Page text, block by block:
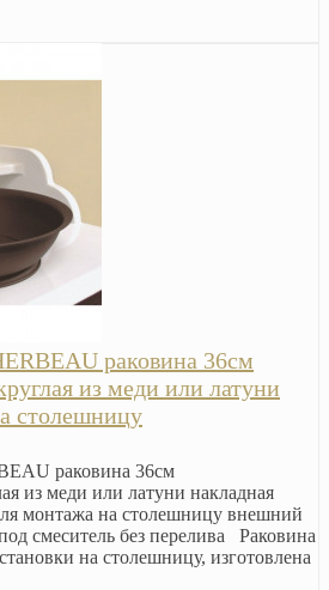
раковина 36см
из меди или латуни
столешницу
раковина 36см
из меди или латуни накладная
монтажа на столешницу внешний
смеситель без перелива Раковина
на столешницу, изготовлена